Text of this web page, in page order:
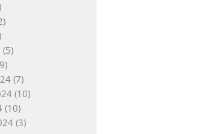
(5)
(7)
(10)
(10)
(3)